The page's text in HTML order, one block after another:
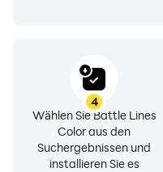
4
Wählen Sie Battle Lines
Color aus den
Suchergebnissen und
installieren Sie es